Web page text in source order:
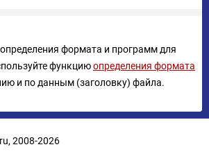
формата и программ для
функциюопределения формата
и по данным (заголовку) файла.
2008-2026